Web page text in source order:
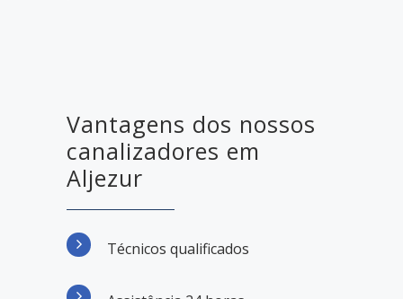
Vantagens dos nossos
canalizadores em
Aljezur
Técnicos qualificados